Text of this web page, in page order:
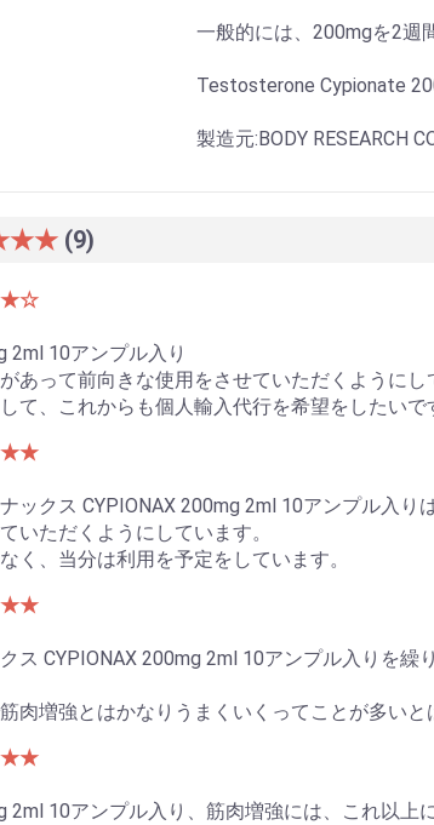
一般的には、200mgを2週
Testosterone Cypionate
製造元:BODY RESEARCH
(9)
2ml 10アンプル入り
あって前向きな使用をさせていただくようにし
て、これからも個人輸入代行を希望をしたいで
ックス CYPIONAX 200mg 2ml 10アンプル入り
いただくようにしています。
く、当分は利用を予定をしています。
ス CYPIONAX 200mg 2ml 10アンプル入りを繰
肉増強とはかなりうまくいくってことが多いと
2ml 10アンプル入り、筋肉増強には、これ以上